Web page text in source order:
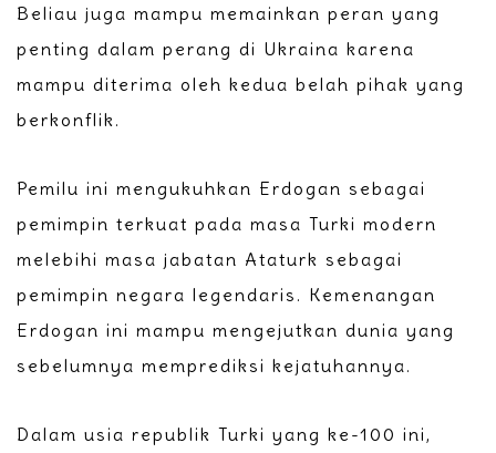
Beliau juga mampu memainkan peran yang
penting dalam perang di Ukraina karena
mampu diterima oleh kedua belah pihak yang
berkonflik.
Pemilu ini mengukuhkan Erdogan sebagai
pemimpin terkuat pada masa Turki modern
melebihi masa jabatan Ataturk sebagai
pemimpin negara legendaris. Kemenangan
Erdogan ini mampu mengejutkan dunia yang
sebelumnya memprediksi kejatuhannya.
Dalam usia republik Turki yang ke-100 ini,